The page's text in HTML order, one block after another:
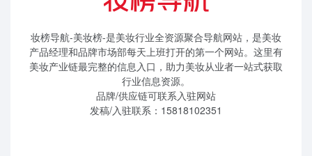
妆榜导航-美妆榜-是美妆行业全资源聚合导航网站，是美妆
产品经理和品牌市场部每天上班打开的第一个网站。这里有
美妆产业链最完整的信息入口，助力美妆从业者一站式获取
行业信息资源。
品牌/供应链可联系入驻网站
发稿/入驻联系：15818102351